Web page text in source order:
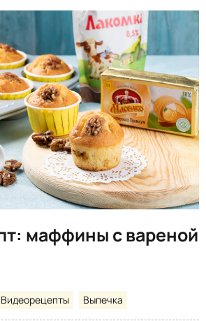
маффины с вареной
Видеорецепты Выпечка